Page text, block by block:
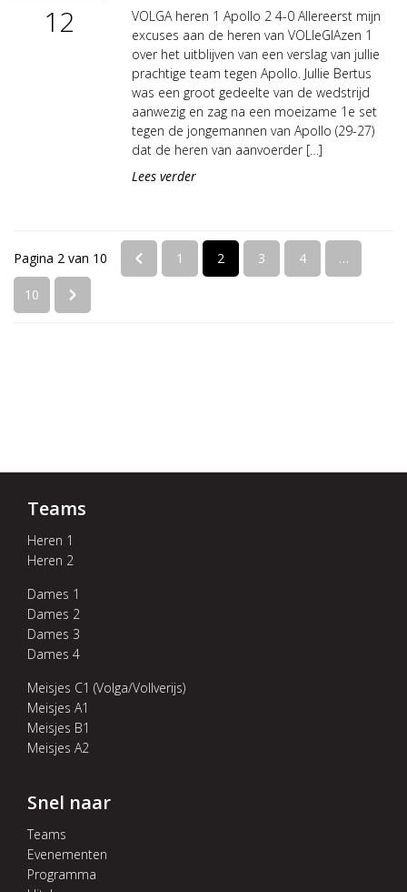
12
VOLGA heren 1 Apollo 2 4-0 Allereerst mijn
excuses aan de heren van VOLleGlAzen 1
over het uitblijven van een verslag van jullie
prachtige team tegen Apollo. Jullie Bertus
was een groot gedeelte van de wedstrijd
aanwezig en zag na een moeizame 1e set
tegen de jongemannen van Apollo (29-27)
dat de heren van aanvoerder […]
Lees verder
Pagina 2 van 10 1 2 3 4 …
10
Teams
Heren 1
Heren 2
Dames 1
Dames 2
Dames 3
Dames 4
Meisjes C1 (Volga/Vollverijs)
Meisjes A1
Meisjes B1
Meisjes A2
Snel naar
Teams
Evenementen
Programma